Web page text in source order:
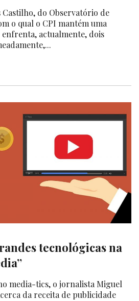
do Observatório de
o qual o CPI mantém uma
actualmente, dois
tecnológicas na
media-tics, o jornalista Miguel
da receita de publicidade